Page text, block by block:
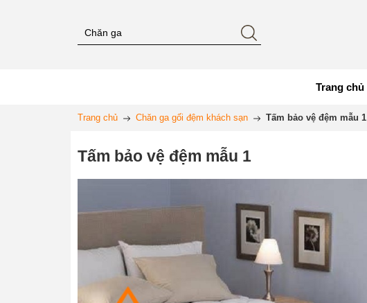
Trang chủ
Trang chủ Chăn ga gối đệm khách sạn Tấm bảo vệ đệm mẫu 1
Tấm bảo vệ đệm mẫu 1